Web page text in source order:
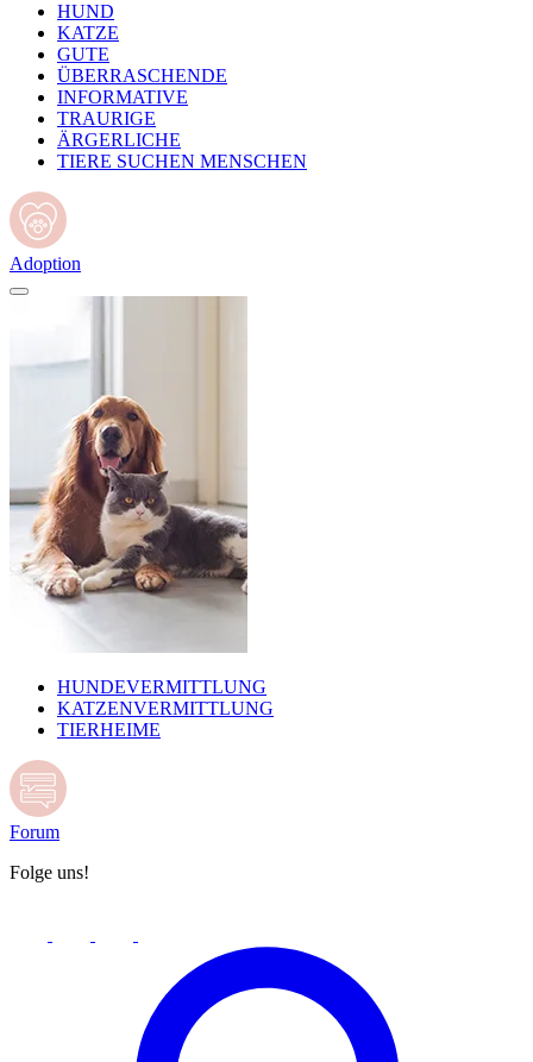
HUND
KATZE
GUTE
ÜBERRASCHENDE
INFORMATIVE
TRAURIGE
ÄRGERLICHE
TIERE SUCHEN MENSCHEN
Adoption
HUNDEVERMITTLUNG
KATZENVERMITTLUNG
TIERHEIME
Forum
Folge uns!